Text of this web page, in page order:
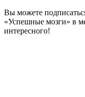
Вы можете
«Успешные мозги» в
интересного!